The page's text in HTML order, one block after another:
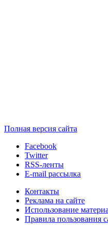
Полная версия сайта
Facebook
Twitter
RSS-ленты
E-mail рассылка
Контакты
Реклама на сайте
Использование
Правила пользования